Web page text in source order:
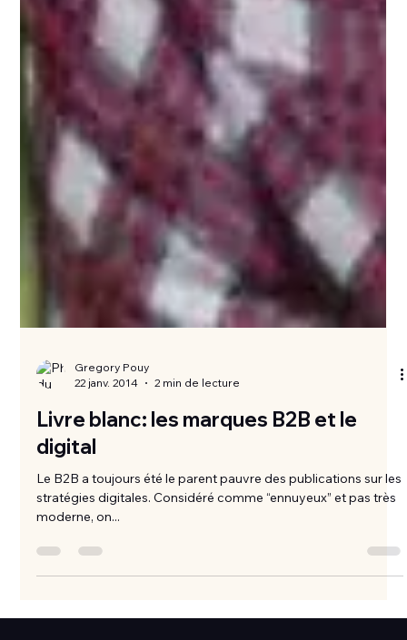
Gregory Pouy
22 janv. 2014
2 min de lecture
Livre blanc: les marques B2B et le
digital
Le B2B a toujours été le parent pauvre des publications sur les
moderne, on...